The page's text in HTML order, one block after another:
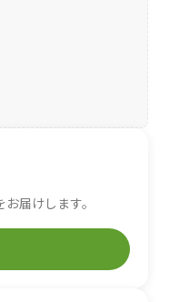
届けします。